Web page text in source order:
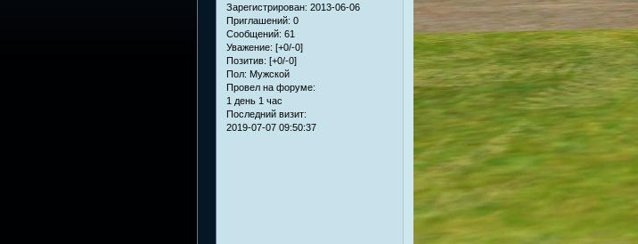
Зарегистрирован: 2013-06-06
Приглашений: 0
Сообщений: 61
Уважение: [+0/-0]
Позитив: [+0/-0]
Пол: Мужской
Провел на форуме:
1 день 1 час
Последний визит:
2019-07-07 09:50:37